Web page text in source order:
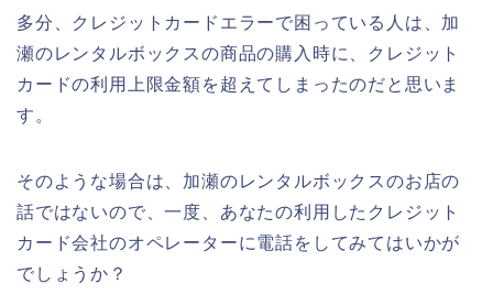
多分、クレジットカードエラーで困っている人は、加
瀬のレンタルボックスの商品の購入時に、クレジット
カードの利用上限金額を超えてしまったのだと思いま
す。
そのような場合は、加瀬のレンタルボックスのお店の
話ではないので、一度、あなたの利用したクレジット
カード会社のオペレーターに電話をしてみてはいかが
でしょうか？